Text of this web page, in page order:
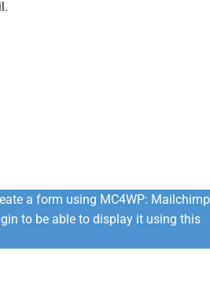
a form using MC4WP:
to be able to display it using this